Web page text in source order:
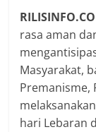
rasa aman
Masyarakat,
Premanisme,
hari Lebaran